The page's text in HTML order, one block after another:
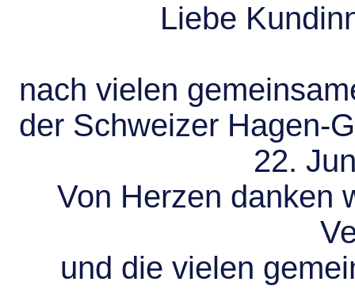
Liebe
nach vielen
der Schweizer Hagen-
22.
Von Herzen danken
und die vielen